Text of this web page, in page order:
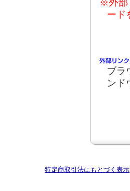
※外部
ード
ブラ
ンド
特定商取引法にもとづく表示